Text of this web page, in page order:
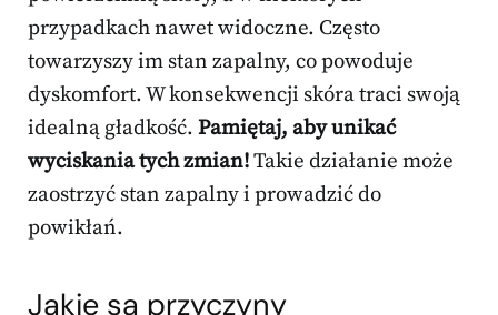
przypadkach nawet widoczne. Często
towarzyszy im stan zapalny, co powoduje
dyskomfort. W konsekwencji skóra traci swoją
idealną gładkość. Pamiętaj, aby unikać
wyciskania tych zmian!Takie działanie może
zaostrzyć stan zapalny i prowadzić do
powikłań.
Jakie są przyczyny